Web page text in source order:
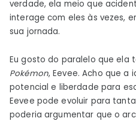
verdade, ela meio que
interage com eles às vezes,
sua jornada.
Eu gosto do paralelo que ela
Pokémon, Eevee. Acho que a
potencial e liberdade para
Eevee pode evoluir para
poderia argumentar que o